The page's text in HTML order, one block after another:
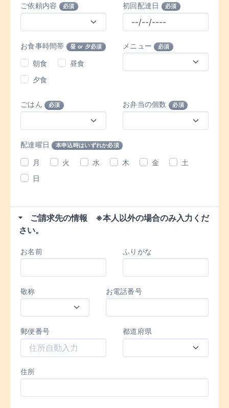
ご依頼内容 必須 初回配達日 必須
お食事時間帯 昼 or 夕必須
朝食
昼食
夕食
メニュー 必須
ごはん 必須 お弁当の個数 必須
配達曜日 本申込時はいずれか必須
月 火 水 木 金
土
日
ご請求先の情報 ※本人以外の場合のみ入力くだ
さい。
お名前 ふりがな
敬称 お電話番号
郵便番号 都道府県
住所